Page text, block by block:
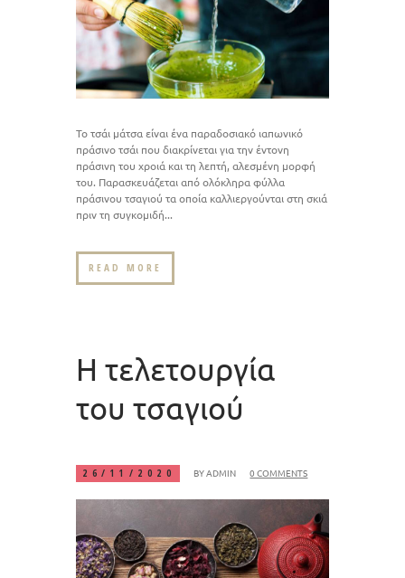
Το τσάι μάτσα είναι ένα παραδοσιακό ιαπωνικό
πράσινο τσάι που διακρίνεται για την έντονη
πράσινη του χροιά και τη λεπτή, αλεσμένη μορφή
του. Παρασκευάζεται από ολόκληρα φύλλα
πράσινου τσαγιού τα οποία καλλιεργούνται στη σκιά
πριν τη συγκομιδή...
READ MORE
H τελετουργία
του τσαγιού
26/11/2020 BYADMIN 0 COMMENTS